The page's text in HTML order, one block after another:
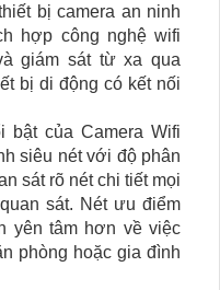
bị camera an ninh
hợp công nghệ wifi
giám sát từ xa qua
bị di động có kết nối
bật của Camera Wifi
siêu nét với độ phân
sát rõ nét chi tiết mọi
sát. Nét ưu điểm
yên tâm hơn về việc
phòng hoặc gia đình